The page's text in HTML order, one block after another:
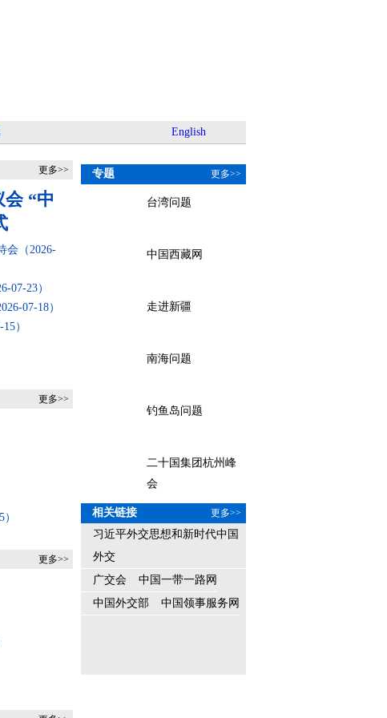
English
更多>>
“中
会（2026-
07-23）
07-18）
）
更多>>
更多>>
专题 更多>>
台湾问题
中国西藏网
走进新疆
南海问题
钓鱼岛问题
二十国集团杭州峰
会
相关链接 更多>>
习近平外交思想和新时代中国
外交
广交会
中国一带一路网
中国外交部
中国领事服务网